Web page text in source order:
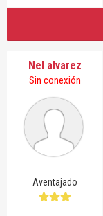
Nel alvarez
Sin conexión
Aventajado